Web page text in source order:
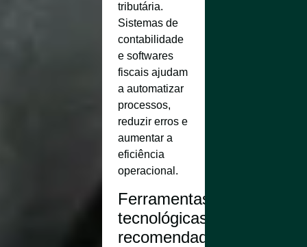
tributária.
Sistemas de
contabilidade
e softwares
fiscais ajudam
a automatizar
processos,
reduzir erros e
aumentar a
eficiência
operacional.
Ferramentas
tecnológicas
recomendadas: